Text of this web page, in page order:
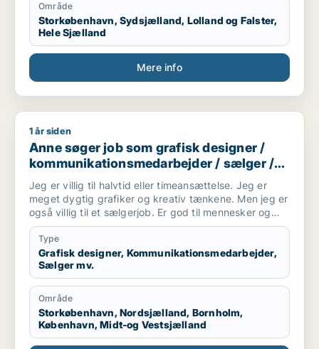
Dette redskab kan selvfølgelig tilpasses hele spektret
af praktisk orienterende fagartikler, samt mere
kreative tekster, eller decideret bogmateriale, hvor
sproget gerne må have et mere ekspressivt udtryk.
Område
Storkøbenhavn, Sydsjælland, Lolland og Falster,
Hele Sjælland
Mere info
Anne søger job som grafisk designer /
1 år siden
Anne søger job som grafisk designer /
kommunikationsmedarbejder / sælger /
kreativ medarbejder / børnepasser
Jeg er villig til halvtid eller timeansættelse. Jeg er
meget dygtig grafiker og kreativ tænkene. Men jeg er
også villig til et sælgerjob. Er god til mennesker og
folk kan lide mig. Jeg har tre børn og elsker dem. Så
tænker også evt. et job i en kreativ børnehave,
efterskole undervisning eller andet formidling vil jeg
være god til.
Type
Grafisk designer, Kommunikationsmedarbejder,
Sælger mv.
Område
Storkøbenhavn, Nordsjælland, Bornholm,
København, Midt-og Vestsjælland